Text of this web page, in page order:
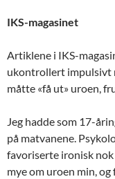
IKS-magasinet
Artiklene i IKS-
ukontrollert impulsivt
måtte «få ut» uroen,
Jeg hadde som 17-
på matvanene.
favoriserte ironisk
mye om uroen min,